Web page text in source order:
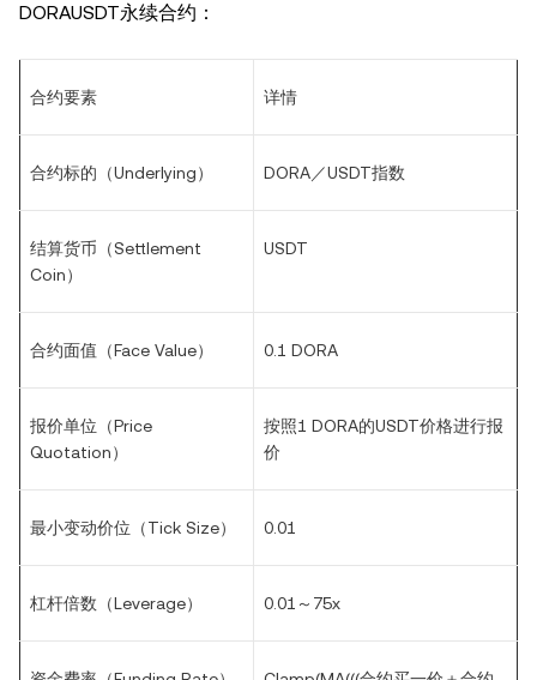
DORAUSDT永续合约：
合约要素 详情
合约标的（Underlying） DORA／USDT指数
结算货币（Settlement
Coin）
USDT
合约面值（Face Value） 0.1 DORA
报价单位（Price
Quotation）
按照1 DORA的USDT价格进行报
价
最小变动价位（Tick Size） 0.01
杠杆倍数（Leverage） 0.01～75x